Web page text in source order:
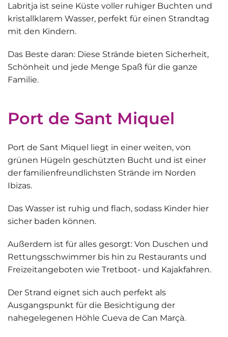
Labritja ist seine Küste voller ruhiger Buchten und
kristallklarem Wasser, perfekt für einen Strandtag
mit den Kindern.
Das Beste daran: Diese Strände bieten Sicherheit,
Schönheit und jede Menge Spaß für die ganze
Familie.
Port de Sant Miquel
Port de Sant Miquel liegt in einer weiten, von
grünen Hügeln geschützten Bucht und ist einer
der familienfreundlichsten Strände im Norden
Ibizas.
Das Wasser ist ruhig und flach, sodass Kinder hier
sicher baden können.
Außerdem ist für alles gesorgt: Von Duschen und
Rettungsschwimmer bis hin zu Restaurants und
Freizeitangeboten wie Tretboot- und Kajakfahren.
Der Strand eignet sich auch perfekt als
Ausgangspunkt für die Besichtigung der
nahegelegenen Höhle Cueva de Can Marçà.